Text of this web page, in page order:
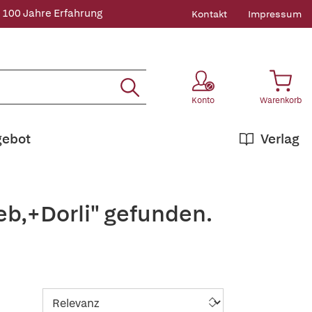
100 Jahre Erfahrung Kontakt Impressum
Konto Warenkorb
Verlag
gefunden.